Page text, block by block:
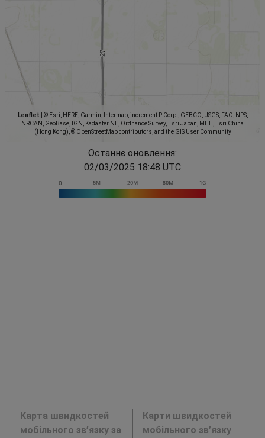
Leaflet
© Esri, HERE, Garmin, Intermap, increment P Corp., GEBCO, USGS, FAO, NPS,
NRCAN, GeoBase, IGN, Kadaster NL, Ordnance Survey, Esri Japan, METI, Esri China
(Hong Kong), © OpenStreetMap contributors, and the GIS User Community
Останнє оновлення:
02/03/2025 18:48 UTC
Карта швидкостей
мобільного зв’язку за
Карти швидкостей
мобільного зв’язку